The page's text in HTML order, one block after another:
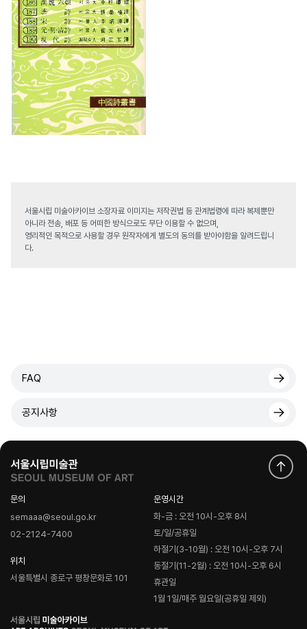
서울시립 미술아카이브 소장자료 이미지는 저작권법 등 관계법령에 따라 복제뿐만
아니라 전송, 배포 등 어떠한 방식으로도 무단 이용할 수 없으며,
영리적인 목적으로 사용할 경우 원작자에게 별도의 동의를 받아야함을 알려드립니
다.
FAQ
공지사항
문의
semaaa@seoul.go.kr
02-2124-7400
위치
서울특별시 종로구 평창문화로 101
운영시간
화-금 : 오전 10시-오후 8시
토/일/공휴일
하절기(3-10월) : 오전 10시-오후 7시
동절기(11-2월) : 오전 10시-오후 6시
휴관일
1월 1일/매주 월요일(공휴일 제외)
로
고